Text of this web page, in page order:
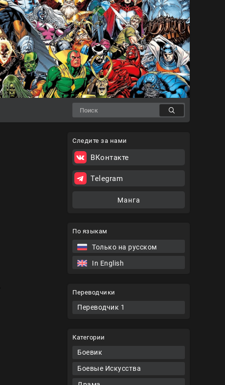
По языкам
Только на русском
In English
Переводчики
Переводчик 1
Категории
Боевик
Боевые Искусства
Следите за нами
ВКонтакте
Telegram
Манга